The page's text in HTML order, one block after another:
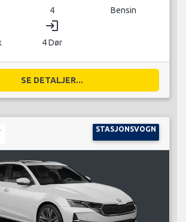
4 Bensin
login
4 Dør
SE DETALJER...
STASJONSVOGN